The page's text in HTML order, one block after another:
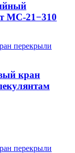
МС-21−310
кран